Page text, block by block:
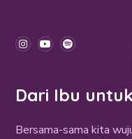
Dari Ibu
Bersama-sama kita